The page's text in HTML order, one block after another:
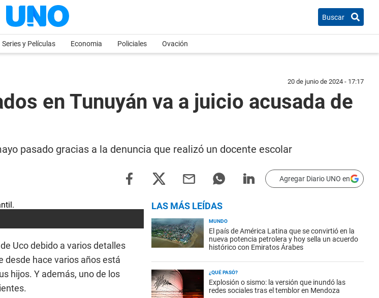
Buscar
Series y Películas Economia Policiales Ovación
20 de junio de 2024 - 17:17
en Tunuyán va a juicio acusada de
pasado gracias a la denuncia que realizó un docente escolar
Agregar Diario UNO en
Uco debido a varios detalles
desde hace varios años está
hijos. Y además, uno de los
LAS MÁS LEÍDAS
MUNDO
El país de América Latina que se convirtió en la
nueva potencia petrolera y hoy sella un acuerdo
histórico con Emiratos Árabes
¿QUÉ PASÓ?
Explosión o sismo: la versión que inundó las
redes sociales tras el temblor en Mendoza